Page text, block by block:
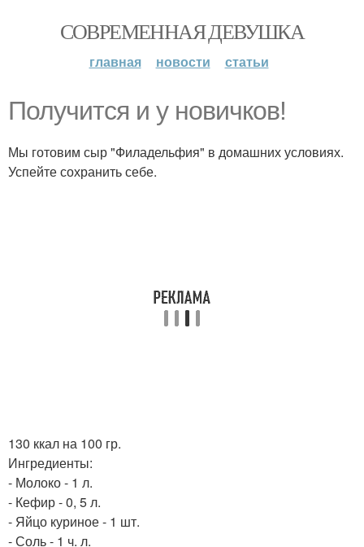
СОВРЕМЕННАЯ ДЕВУШКА
главная новости статьи
Получится и у новичков!
Мы готовим сыр "Филадельфия" в домашних условиях.
Успейте сохранить себе.
130 ккал на 100 гр.
Ингредиенты:
- Молоко - 1 л.
- Кефир - 0, 5 л.
- Яйцо куриное - 1 шт.
- Соль - 1 ч. л.